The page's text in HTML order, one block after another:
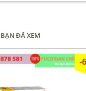
ĐÃ XEM
-